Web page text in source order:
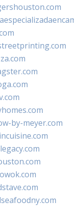
by-meyer.com